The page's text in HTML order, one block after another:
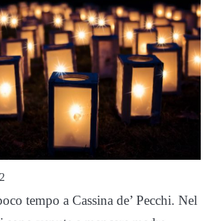
tempo a Cassina de’ Pecchi. Nel